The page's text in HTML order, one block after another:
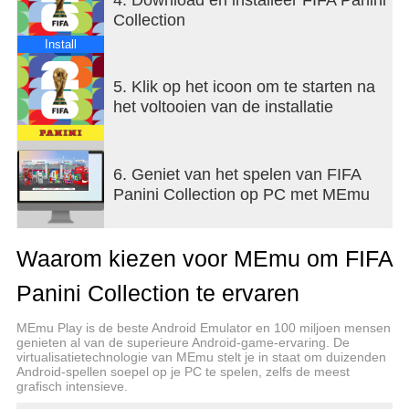
Voltooi uitdagingen en verdien badges
Alles waar Panini-fans van houden — nu
geoptimaliseerd voor mobiel.
SCAN COCA-COLA PRODUCTEN OM EXTRA
STICKERPAKKETTEN TE ONTGRENDELEN
Scan in deelnemende landen:
- Coca-Cola etiketten
- Coca-Cola stickers
…om elke dag gratis stickerpakketten te verdienen.
Verzamel Coca-Cola #AllTheFeels Team spelers en
ontgrendel Fan Stickers door te ruilen.
ZOEK NAAR CODES OM MEER STICKERS TE
Install
Collection
5. Klik op het icoon om te starten na
het voltooien van de installatie
6. Geniet van het spelen van FIFA
Panini Collection op PC met MEmu
Waarom kiezen voor MEmu om FIFA
Panini Collection te ervaren
MEmu Play is de beste Android Emulator en 100 miljoen mensen
genieten al van de superieure Android-game-ervaring. De
virtualisatietechnologie van MEmu stelt je in staat om duizenden
Android-spellen soepel op je PC te spelen, zelfs de meest
grafisch intensieve.